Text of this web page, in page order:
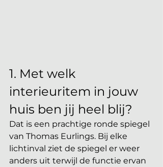
1. Met welk
interieuritem in jouw
huis ben jij heel blij?
Dat is een prachtige ronde spiegel
van Thomas Eurlings. Bij elke
lichtinval ziet de spiegel er weer
anders uit terwijl de functie ervan